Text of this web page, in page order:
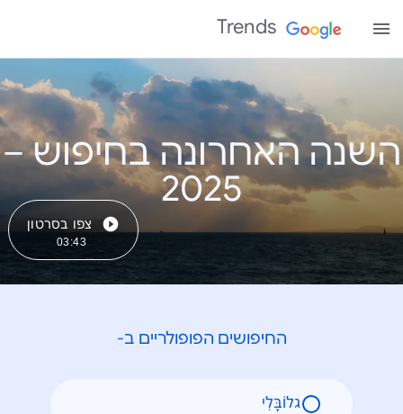
Trends
השנה האחרונה בחיפוש –
‏2025
צפו בסרטון
03:43
החיפושים הפופולריים ב-
גלוֹבָּלִי